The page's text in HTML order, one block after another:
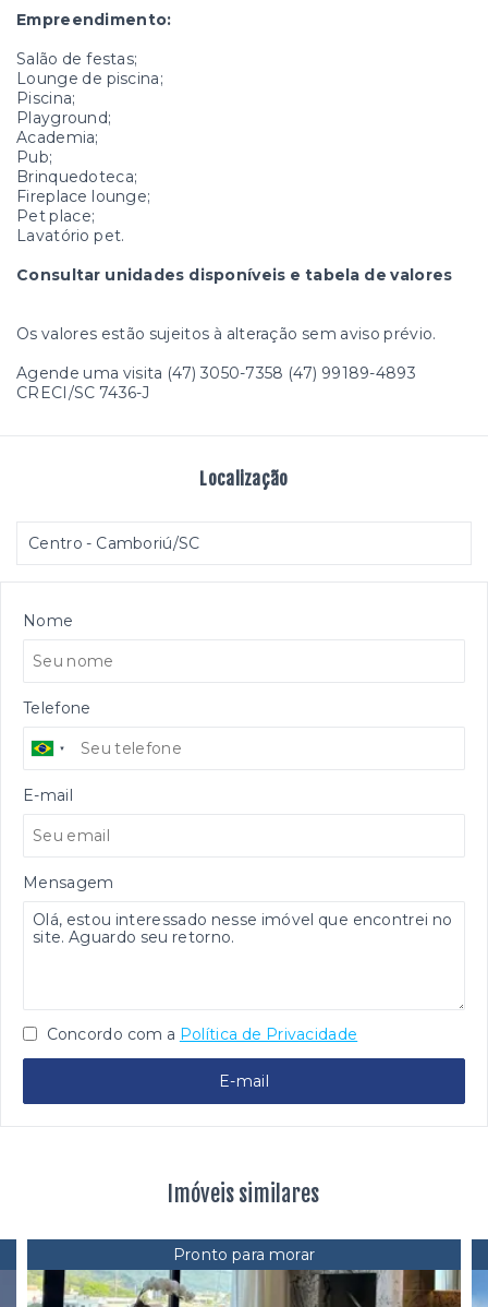
Empreendimento:
Salão de festas;
Lounge de piscina;
Piscina;
Playground;
Academia;
Pub;
Brinquedoteca;
Fireplace lounge;
Pet place;
Lavatório pet.
Consultar unidades disponíveis e tabela de valores
Os valores estão sujeitos à alteração sem aviso prévio.
Agende uma visita (47) 3050-7358 (47) 99189-4893
CRECI/SC 7436-J
Localização
Centro - Camboriú/SC
Nome
Telefone
E-mail
Mensagem
Concordo com a Política de Privacidade
E-mail
Imóveis similares
Pronto para morar